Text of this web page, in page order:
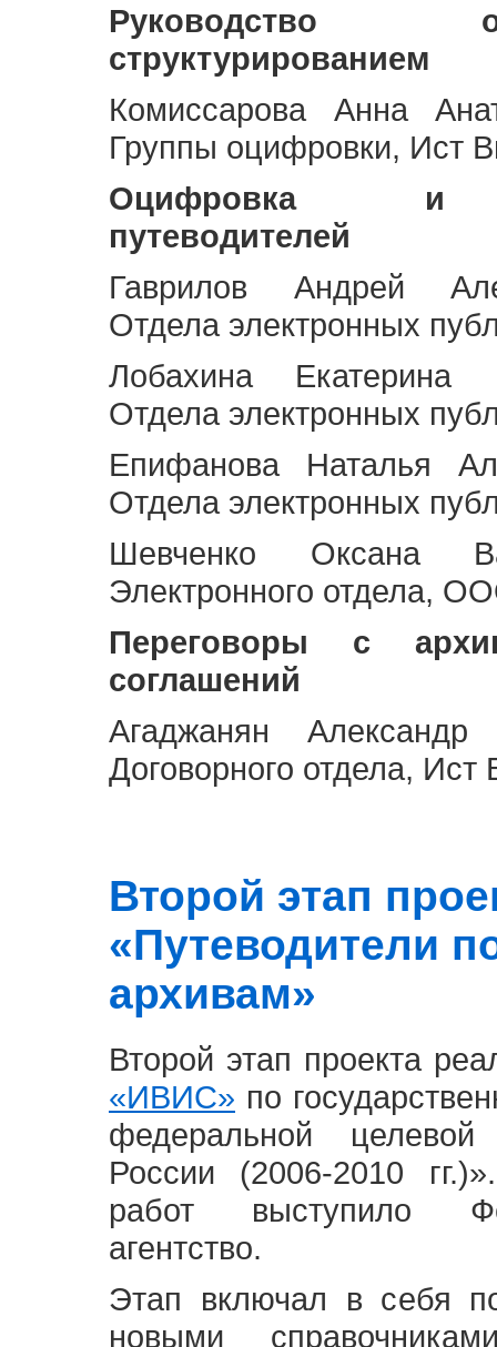
Руководство
структурированием
Комиссарова Анна
Группы оцифровки, Ист
Оцифровка и
путеводителей
Гаврилов Андрей
Отдела электронных
Лобахина Екатерина
Отдела электронных
Епифанова Наталья
Отдела электронных
Шевченко Оксана
Электронного отдела,
Переговоры с
соглашений
Агаджанян Александр
Договорного отдела,
Второй этап
«Путеводители
архивам»
Второй этап проекта
«ИВИС» по
федеральной
России (2006-2010
работ выступило
агентство.
Этап включал в себя
новыми